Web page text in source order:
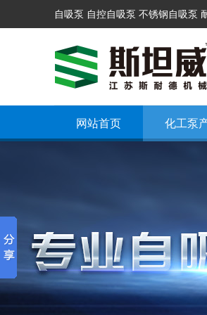
自吸泵 自控自吸泵 不锈钢自吸泵
网站首页 化工泵